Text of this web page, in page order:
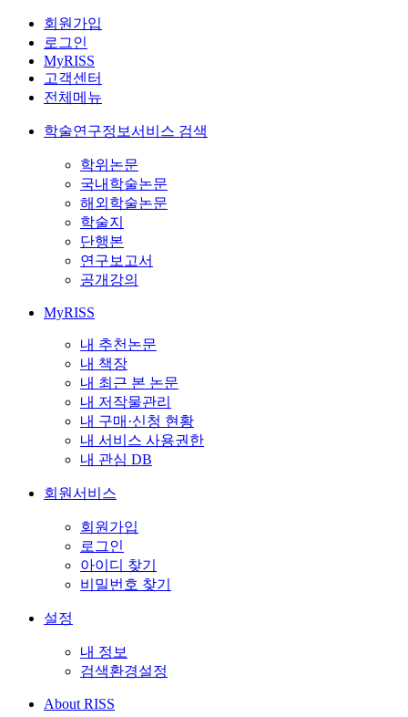
회원가입
로그인
MyRISS
고객센터
전체메뉴
학술연구정보서비스 검색
학위논문
국내학술논문
해외학술논문
학술지
단행본
연구보고서
공개강의
MyRISS
내 추천논문
내 책장
내 최근 본 논문
내 저작물관리
내 구매·신청 현황
내 서비스 사용권한
내 관심 DB
회원서비스
회원가입
로그인
아이디 찾기
비밀번호 찾기
설정
내 정보
검색환경설정
About RISS